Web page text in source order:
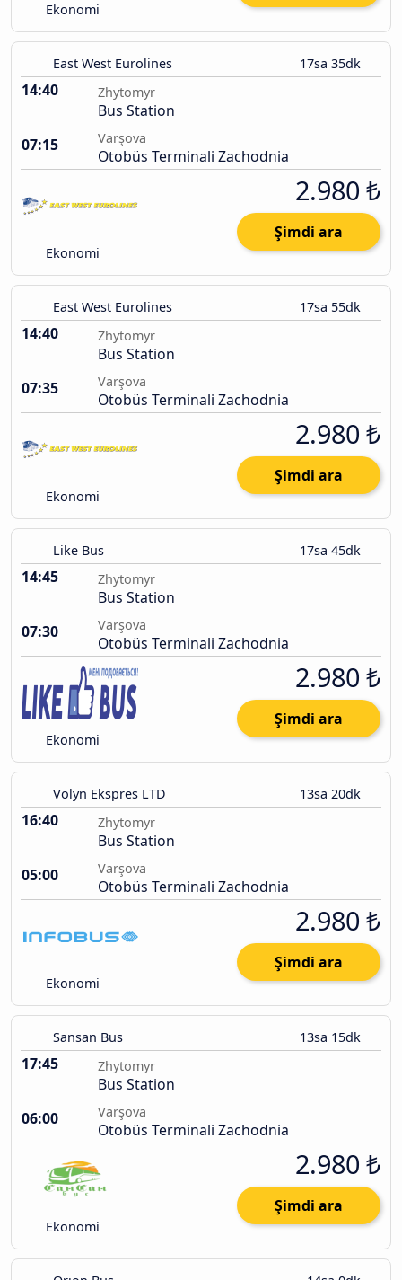
Ekonomi
East West Eurolines 17sa 35dk
14:40 Zhytomyr
Bus Station
07:15
Varşova
Otobüs Terminali Zachodnia
Ekonomi
2.980 ₺
Şimdi ara
East West Eurolines 17sa 55dk
14:40 Zhytomyr
Bus Station
07:35
Varşova
Otobüs Terminali Zachodnia
Ekonomi
2.980 ₺
Şimdi ara
Like Bus 17sa 45dk
14:45 Zhytomyr
Bus Station
07:30
Varşova
Otobüs Terminali Zachodnia
Ekonomi
2.980 ₺
Şimdi ara
Volyn Ekspres LTD 13sa 20dk
16:40 Zhytomyr
Bus Station
05:00
Varşova
Otobüs Terminali Zachodnia
Ekonomi
2.980 ₺
Şimdi ara
Sansan Bus 13sa 15dk
17:45 Zhytomyr
Bus Station
06:00
Varşova
Otobüs Terminali Zachodnia
Ekonomi
2.980 ₺
Şimdi ara